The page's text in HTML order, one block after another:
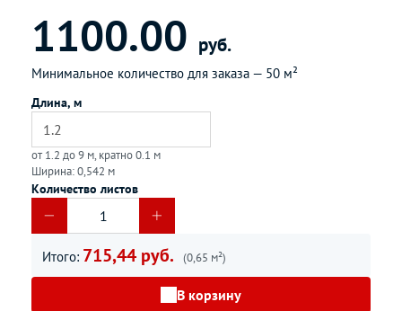
1100.00 руб.
Минимальное количество для заказа — 50 м²
Длина, м
от 1.2 до 9 м, кратно 0.1 м
Ширина: 0,542 м
Количество листов
Итого: 715,44 руб. (0,65 м²)
В корзину